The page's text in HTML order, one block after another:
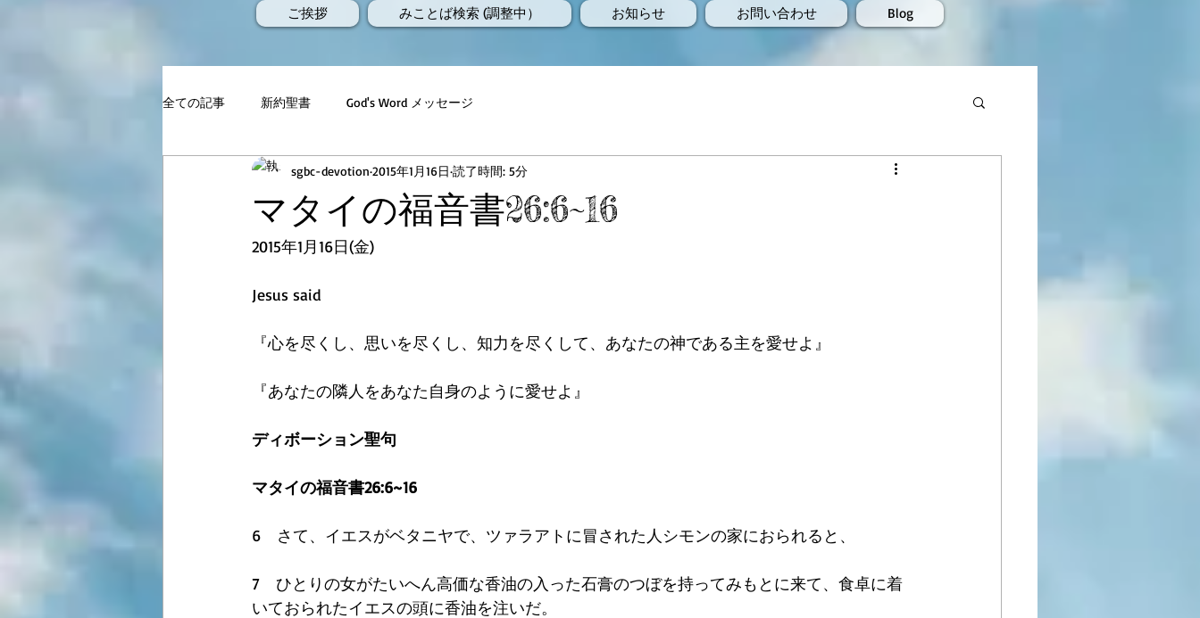
ご挨拶 みことば検索 (調整中） お知らせ お問い合わせ Blog
全ての記事 新約聖書 God's Word メッセージ
マタイの福音書26:6~16
sgbc-devotion 2015年1月16日 読了時間: 5分
2015年1月16日(金)
Jesus said
『心を尽くし、思いを尽くし、知力を尽くして、あなたの神である主を愛せよ』
『あなたの隣人をあなた自身のように愛せよ』
ディボーション聖句
マタイの福音書26:6~16
6　さて、イエスがベタニヤで、ツァラアトに冒された人シモンの家におられると、
7　ひとりの女がたいへん高価な香油の入った石膏のつぼを持ってみもとに来て、食卓に着
いておられたイエスの頭に香油を注いだ。